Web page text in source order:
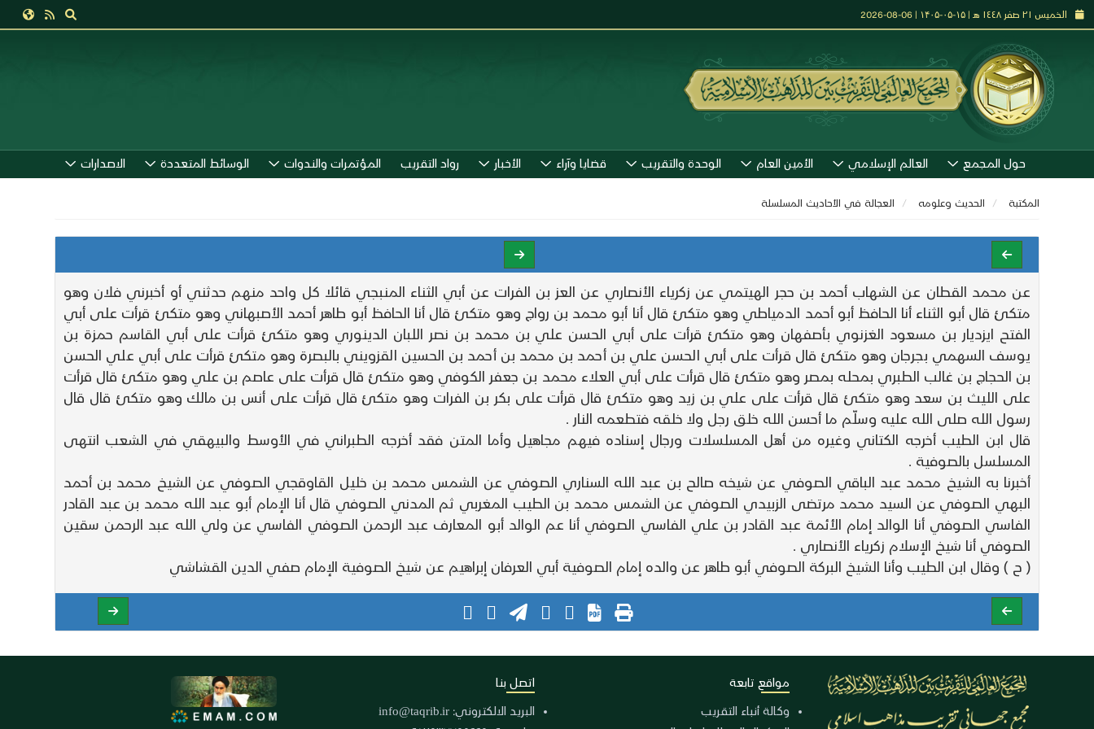
الخميس ٢١ صفر ١٤٤٨ هـ | ۱۵-۰۵-۱۴۰۵ | 06-08-2026
حول المجمع العالم الإسلامي الأمين العام الوحدة والتقريب قضايا وآراء الأخبار رواد التقريب المؤتمرات والندوات الوسائط المتعددة الاصدارات
المكتبة الحديث وعلومه العجالة في الأحاديث المسلسلة
عن محمد القطان عن الشهاب أحمد بن حجر الهيتمي عن زكرياء الأنصاري عن العز بن الفرات عن أبي الثناء المنبجي قائلا كل واحد منهم حدثني أو أخبرني فلان وهو
متكئ قال أبو الثناء أنا الحافظ أبو أحمد الدمياطي وهو متكئ قال أنا أبو محمد بن رواج وهو متكئ قال أنا الحافظ أبو طاهر أحمد الأصبهاني وهو متكئ قرأت على أبي
الفتح ايزديار بن مسعود الغزنوي بأصفهان وهو متكئ قرأت على أبي الحسن علي بن محمد بن نصر اللبان الدينوري وهو متكئ قرأت على أبي القاسم حمزة بن
يوسف السهمي بجرجان وهو متكئ قال قرأت على أبي الحسن علي بن أحمد بن محمد بن أحمد بن الحسين القزويني بالبصرة وهو متكئ قرأت على أبي علي الحسن
بن الحجاج بن غالب الطبري بمحله بمصر وهو متكئ قال قرأت على أبي العلاء محمد بن جعفر الكوفي وهو متكئ قال قرأت على عاصم بن علي وهو متكئ قال قرأت
على الليث بن سعد وهو متكئ قال قرأت على علي بن زيد وهو متكئ قال قرأت على بكر بن الفرات وهو متكئ قال قرأت على أنس بن مالك وهو متكئ قال قال
رسول الله صلى الله عليه وسلّم ما أحسن الله خلق رجل ولا خلقه فتطعمه النار .
قال ابن الطيب أخرجه الكتاني وغيره من أهل المسلسلات ورجال إسناده فيهم مجاهيل وأما المتن فقد أخرجه الطبراني في الأوسط والبيهقي في الشعب انتهى
المسلسل بالصوفية .
أخبرنا به الشيخ محمد عبد الباقي الصوفي عن شيخه صالح بن عبد الله السناري الصوفي عن الشمس محمد بن خليل القاوقجي الصوفي عن الشيخ محمد بن أحمد
البهي الصوفي عن السيد محمد مرتضى الزبيدي الصوفي عن الشمس محمد بن الطيب المغربي ثم المدني الصوفي قال أنا الإمام أبو عبد الله محمد بن عبد القادر
الفاسي الصوفي أنا الوالد إمام الأئمة عبد القادر بن علي الفاسي الصوفي أنا عم الوالد أبو المعارف عبد الرحمن الصوفي الفاسي عن ولي الله عبد الرحمن سقين
الصوفي أنا شيخ الإسلام زكرياء الأنصاري .
( ح ) وقال ابن الطيب وأنا الشيخ البركة الصوفي أبو طاهر عن والده إمام الصوفية أبي العرفان إبراهيم عن شيخ الصوفية الإمام صفي الدين القشاشي
مواقع تابعة
وكالة أنباء التقريب
اتصل بنا
البريد الالكتروني: info@taqrib.ir